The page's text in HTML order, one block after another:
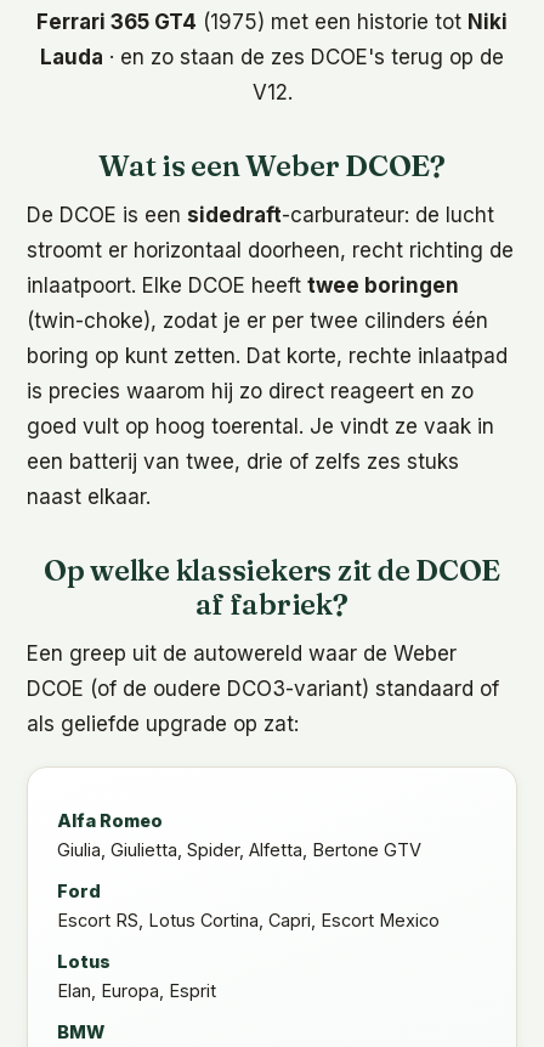
Ferrari 365 GT4 (1975) met een historie tot Niki
Lauda · en zo staan de zes DCOE's terug op de
V12.
Wat is een Weber DCOE?
De DCOE is een sidedraft-carburateur: de lucht
stroomt er horizontaal doorheen, recht richting de
inlaatpoort. Elke DCOE heeft twee boringen
(twin-choke), zodat je er per twee cilinders één
boring op kunt zetten. Dat korte, rechte inlaatpad
is precies waarom hij zo direct reageert en zo
goed vult op hoog toerental. Je vindt ze vaak in
een batterij van twee, drie of zelfs zes stuks
naast elkaar.
Op welke klassiekers zit de DCOE
af fabriek?
Een greep uit de autowereld waar de Weber
DCOE (of de oudere DCO3-variant) standaard of
als geliefde upgrade op zat:
Alfa Romeo
Giulia, Giulietta, Spider, Alfetta, Bertone GTV
Ford
Escort RS, Lotus Cortina, Capri, Escort Mexico
Lotus
Elan, Europa, Esprit
BMW